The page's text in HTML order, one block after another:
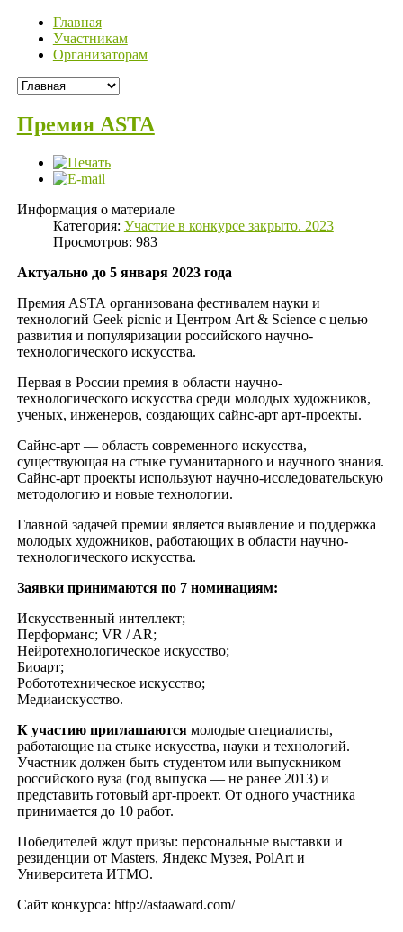
Главная
Участникам
Организаторам
Премия ASTA
Информация о материале
Категория: Участие в конкурсе закрыто. 2023
Просмотров: 983
Актуально до 5 января 2023 года
Премия ASTA организована фестивалем науки и
технологий Geek picnic и Центром Art & Science с целью
развития и популяризации российского научно-
технологического искусства.
Первая в России премия в области научно-
технологического искусства среди молодых художников,
ученых, инженеров, создающих сайнс-арт арт-проекты.
Сайнс-арт — область современного искусства,
существующая на стыке гуманитарного и научного знания.
Сайнс-арт проекты используют научно-исследовательскую
методологию и новые технологии.
Главной задачей премии является выявление и поддержка
молодых художников, работающих в области научно-
технологического искусства.
Заявки принимаются по 7 номинациям:
Искусственный интеллект;
Перформанс; VR / AR;
Нейротехнологическое искусство;
Биоарт;
Робототехническое искусство;
Медиаискусство.
К участию приглашаютсямолодые специалисты,
работающие на стыке искусства, науки и технологий.
Участник должен быть студентом или выпускником
российского вуза (год выпуска — не ранее 2013) и
представить готовый арт-проект. От одного участника
принимается до 10 работ.
Победителей ждут призы: персональные выставки и
резиденции от Masters, Яндекс Музея, PolArt и
Университета ИТМО.
Сайт конкурса: http://astaaward.com/